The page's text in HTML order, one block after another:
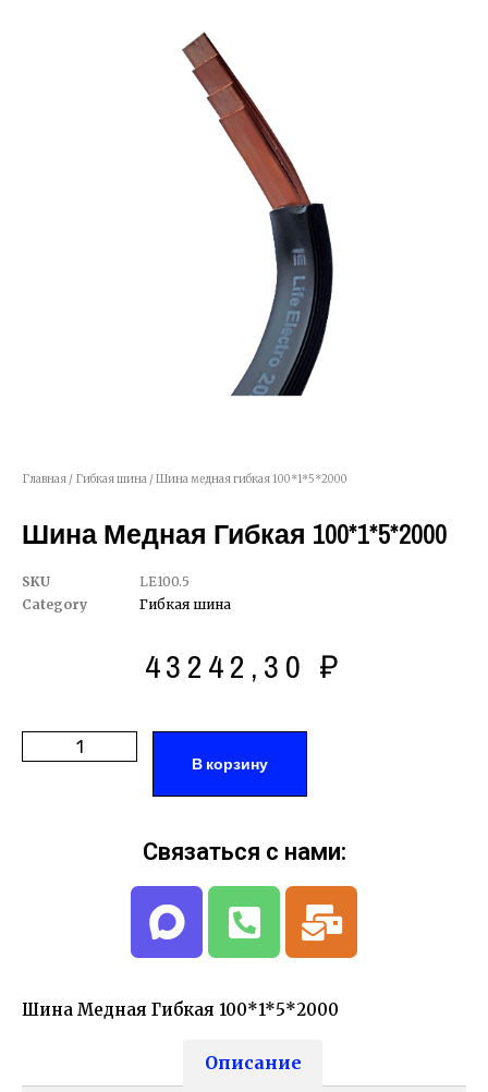
Главная / Гибкая шина / Шина медная гибкая 100*1*5*2000
Шина Медная Гибкая 100*1*5*2000
SKU
LE100.5
Category
Гибкая шина
43242,30 ₽
В корзину
Шина Медная Гибкая 100*1*5*2000
Описание
Связаться с нами: